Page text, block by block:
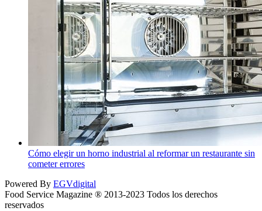
Cómo elegir un horno industrial al reformar un restaurante sin
cometer errores
Powered By EGVdigital
Food Service Magazine ® 2013-2023 Todos los derechos
reservados